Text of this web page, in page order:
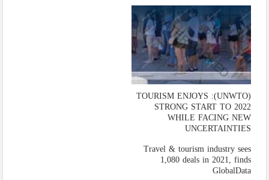
(UNWTO): TOURISM ENJOYS
STRONG START TO 2022
WHILE FACING NEW
UNCERTAINTIES
Travel & tourism industry sees
1,080 deals in 2021, finds
GlobalData